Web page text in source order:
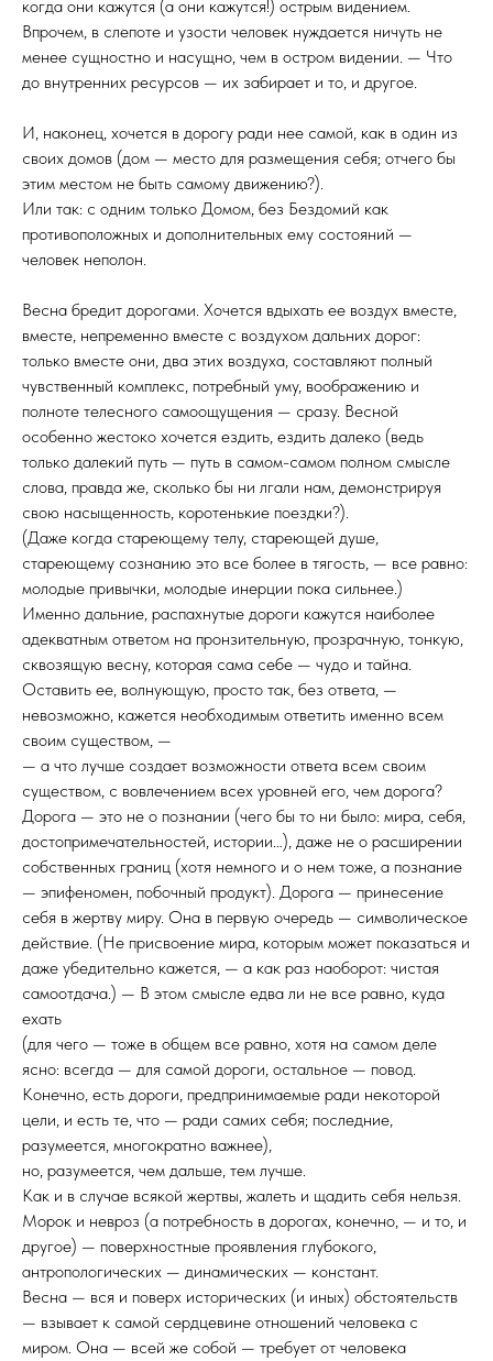
когда они кажутся (а они кажутся!) острым видением.
Впрочем, в слепоте и узости человек нуждается ничуть не
менее сущностно и насущно, чем в остром видении. — Что
до внутренних ресурсов — их забирает и то, и другое.
И, наконец, хочется в дорогу ради нее самой, как в один из
своих домов (дом — место для размещения себя; отчего бы
этим местом не быть самому движению?).
Или так: с одним только Домом, без Бездомий как
противоположных и дополнительных ему состояний —
человек неполон.
Весна бредит дорогами. Хочется вдыхать ее воздух вместе,
вместе, непременно вместе с воздухом дальних дорог:
только вместе они, два этих воздуха, составляют полный
чувственный комплекс, потребный уму, воображению и
полноте телесного самоощущения — сразу. Весной
особенно жестоко хочется ездить, ездить далеко (ведь
только далекий путь — путь в самом-самом полном смысле
слова, правда же, сколько бы ни лгали нам, демонстрируя
свою насыщенность, коротенькие поездки?).
(Даже когда стареющему телу, стареющей душе,
стареющему сознанию это все более в тягость, — все равно:
молодые привычки, молодые инерции пока сильнее.)
Именно дальние, распахнутые дороги кажутся наиболее
адекватным ответом на пронзительную, прозрачную, тонкую,
сквозящую весну, которая сама себе — чудо и тайна.
Оставить ее, волнующую, просто так, без ответа, —
невозможно, кажется необходимым ответить именно всем
своим существом, —
— а что лучше создает возможности ответа всем своим
существом, с вовлечением всех уровней его, чем дорога?
Дорога — это не о познании (чего бы то ни было: мира, себя,
достопримечательностей, истории…), даже не о расширении
собственных границ (хотя немного и о нем тоже, а познание
— эпифеномен, побочный продукт). Дорога — принесение
себя в жертву миру. Она в первую очередь — символическое
действие. (Не присвоение мира, которым может показаться и
даже убедительно кажется, — а как раз наоборот: чистая
самоотдача.) — В этом смысле едва ли не все равно, куда
ехать
(для чего — тоже в общем все равно, хотя на самом деле
ясно: всегда — для самой дороги, остальное — повод.
Конечно, есть дороги, предпринимаемые ради некоторой
цели, и есть те, что — ради самих себя; последние,
разумеется, многократно важнее),
но, разумеется, чем дальше, тем лучше.
Как и в случае всякой жертвы, жалеть и щадить себя нельзя.
Морок и невроз (а потребность в дорогах, конечно, — и то, и
другое) — поверхностные проявления глубокого,
антропологических — динамических — констант.
Весна — вся и поверх исторических (и иных) обстоятельств
— взывает к самой сердцевине отношений человека с
миром. Она — всей же собой — требует от человека